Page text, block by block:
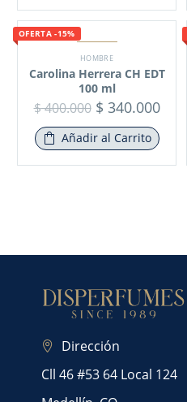
OFERTA -15%
HOMBRE
Carolina Herrera CH EDT
100 ml
$400.000 $ 340.000
Añadir al Carrito
Dirección
Cll 46 #53 64 Local 124